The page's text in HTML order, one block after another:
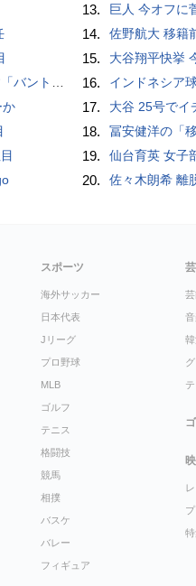
ちゃ坊主”時代
か
13. 巨人 今オフに
14. 佐野航大 移籍
15. 大谷翔平快挙
16. インドネシア
17. 大谷 25号でイ
18. 冨安健洋の「
19. 仙台育英 女子
20. 佐々木朗希 離
スポーツ
海外サッカー
日本代表
Jリーグ
プロ野球
MLB
ゴルフ
テニス
格闘技
競馬
相撲
バスケ
バレー
フィギュア